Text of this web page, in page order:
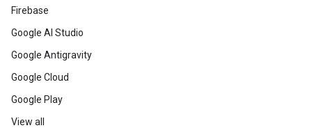
Firebase
Google AI Studio
Google Antigravity
Google Cloud
Google Play
View all